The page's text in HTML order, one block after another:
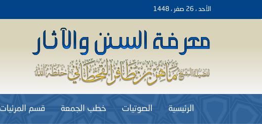
الأحد ، 26 صفر ، 1448
الرئيسية الصوتيات خطب الجمعة قسم